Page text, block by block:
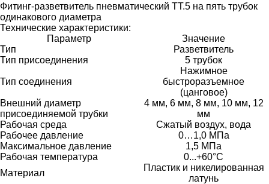
Фитинг-разветвитель пневматический ТТ.5 на пять трубок
одинакового диаметра
Технические характеристики:
Параметр
Значение
Тип
Разветвитель
Тип присоединения
5 трубок
Тип соединения
Нажимное
быстроразъемное
(цанговое)
Внешний диаметр
присоединяемой трубки
4 мм, 6 мм, 8 мм, 10 мм, 12
мм
Рабочая среда
Сжатый воздух, вода
Рабочее давление
0…1,0 МПа
Максимальное давление
1,5 МПа
Рабочая температура
0...+60°С
Материал
Пластик и никелированная
латунь